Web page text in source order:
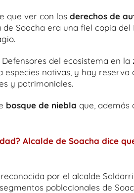
que ver con los derechos de
Soacha era una fiel copia del
Defensores del ecosistema en
nativas, y hay reserva
y patrimoniales.
bosque de niebla que, además
Alcalde de Soacha dice
por el alcalde
poblacionales de